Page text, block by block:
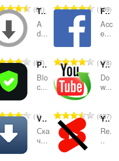
총
등
급
61
총
등
급
109
Turbo Download Manager
A
d...
총
등
급
87
Facebook Opera Sidebar
Acc
e...
총
등
급
178
PureKick - Ad Blocker for Kick
Blo
c...
총
등
급
1
YouTube Downloader
Do
w...
총
등
급
637
VK Saver
Ска
ч...
Youtube Shorts Blocker
Re.
..